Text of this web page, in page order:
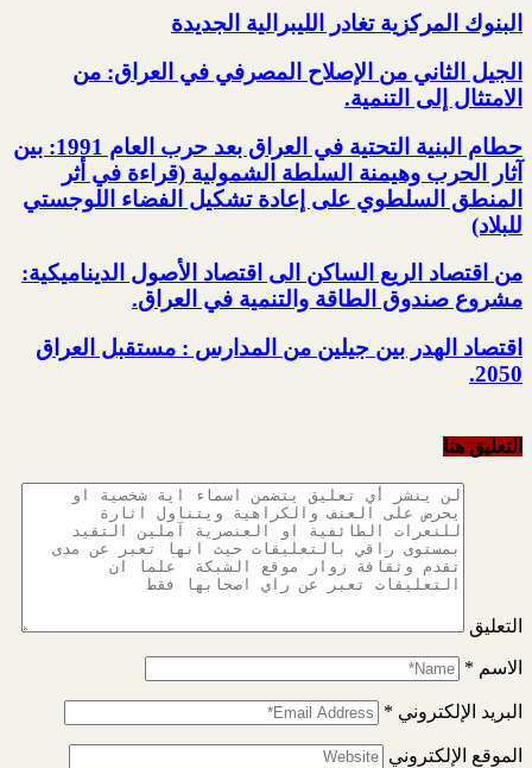
البنوك المركزية تغادر الليبرالية الجديدة
الجيل الثاني من الإصلاح المصرفي في العراق: من
الامتثال إلى التنمية.‏
حطام البنية التحتية في العراق بعد حرب العام 1991: بين
آثار الحرب وهيمنة السلطة الشمولية‎ ‏(قراءة في أثر
المنطق السلطوي على إعادة تشكيل الفضاء اللوجستي
للبلاد)‏
من اقتصاد الريع الساكن الى اقتصاد الأصول الديناميكية:
مشروع صندوق الطاقة والتنمية في العراق‎.
اقتصاد الهدر بين جيلين من المدارس : مستقبل العراق
2050‏‎.‎
التعليق هنا
التعليق
الاسم *
البريد الإلكتروني *
الموقع الإلكتروني